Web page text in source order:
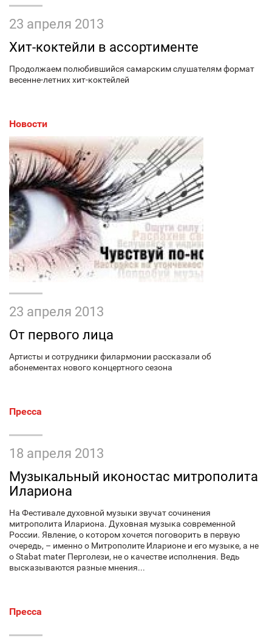
23 апреля 2013
Хит-коктейли в ассортименте
Продолжаем полюбившийся самарским слушателям формат
весенне-летних хит-коктейлей
Новости
23 апреля 2013
От первого лица
Артисты и сотрудники филармонии рассказали об
абонементах нового концертного сезона
Пресса
18 апреля 2013
Музыкальный иконостас митрополита
Илариона
На Фестивале духовной музыки звучат сочинения
митрополита Илариона. Духовная музыка современной
России. Явление, о котором хочется поговорить в первую
очередь, – именно о Митрополите Иларионе и его музыке, а не
о Stabat mater Перголези, не о качестве исполнения. Ведь
высказываются разные мнения...
Пресса